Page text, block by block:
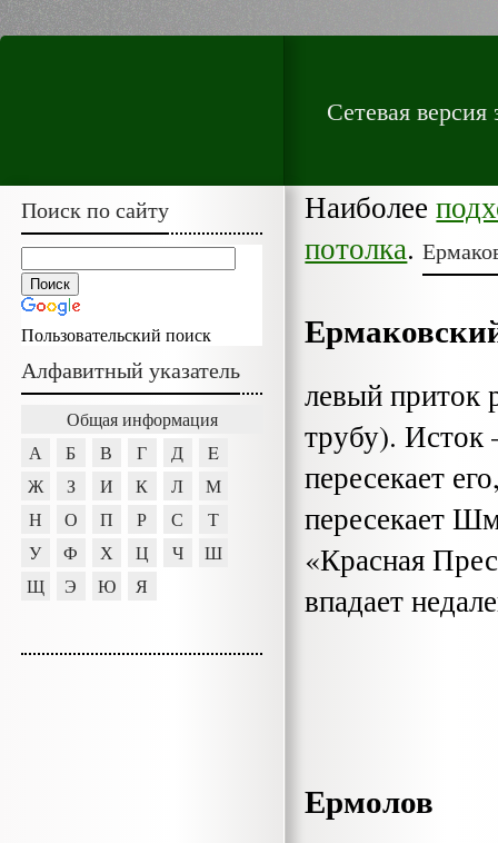
Сетевая
Наиболее
потолка.
левый приток
трубу).
пересекает
пересекает
«Крас­ная
впадает
Ермолов
Поиск по сайту
Пользовательский поиск
Алфавитный указатель
Общая информация
А
Б В Г Д
E
Ж
З И К Л
М
Н
О П Р С
Т
У
Ф Х Ц Ч
Ш
Щ
Э Ю Я